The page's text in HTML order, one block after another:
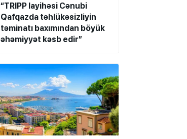
“TRIPP layihəsi Cənubi
Qafqazda təhlükəsizliyin
təminatı baxımından böyük
əhəmiyyət kəsb edir”